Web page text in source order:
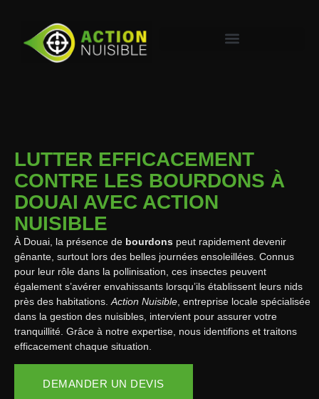
LUTTER EFFICACEMENT
CONTRE LES BOURDONS À
DOUAI AVEC ACTION
NUISIBLE
À Douai, la présence de bourdons peut rapidement devenir
gênante, surtout lors des belles journées ensoleillées. Connus
pour leur rôle dans la pollinisation, ces insectes peuvent
également s’avérer envahissants lorsqu’ils établissent leurs nids
près des habitations. Action Nuisible , entreprise locale spécialisée
dans la gestion des nuisibles, intervient pour assurer votre
tranquillité. Grâce à notre expertise, nous identifions et traitons
efficacement chaque situation.
DEMANDER UN DEVIS